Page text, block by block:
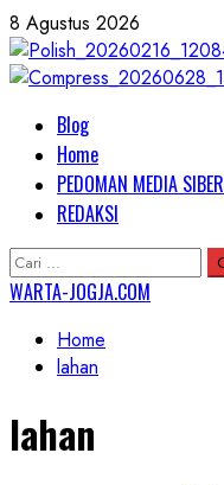
Skip
to
content
8 Agustus 2026
Primary
Menu
Blog
Home
PEDOMAN MEDIA SIBER
REDAKSI
Cari
untuk:
WARTA-JOGJA.COM
Home
lahan
lahan